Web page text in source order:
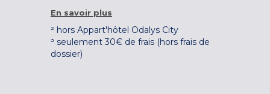
En savoir plus
² hors Appart'hôtel Odalys City
³ seulement 30€ de frais (hors frais de
dossier)